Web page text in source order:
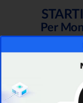
Per
Looking for a
option?
security for